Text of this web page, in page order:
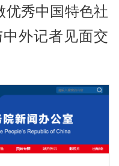
优秀中国特色社
外记者见面交